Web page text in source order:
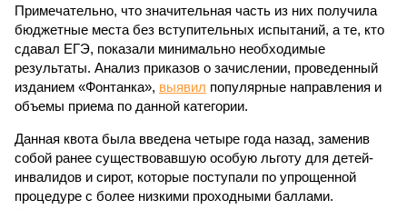
Примечательно, что значительная часть из них получила
бюджетные места без вступительных испытаний, а те, кто
сдавал ЕГЭ, показали минимально необходимые
результаты. Анализ приказов о зачислении, проведенный
изданием «Фонтанка», выявил популярные направления и
объемы приема по данной категории.
Данная квота была введена четыре года назад, заменив
собой ранее существовавшую особую льготу для детей-
инвалидов и сирот, которые поступали по упрощенной
процедуре с более низкими проходными баллами.